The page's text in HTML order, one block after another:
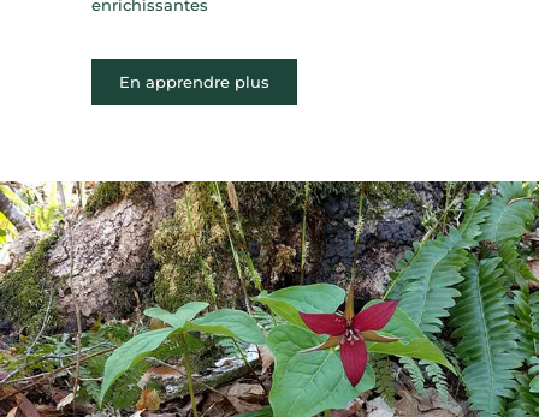
enrichissantes
En apprendre plus